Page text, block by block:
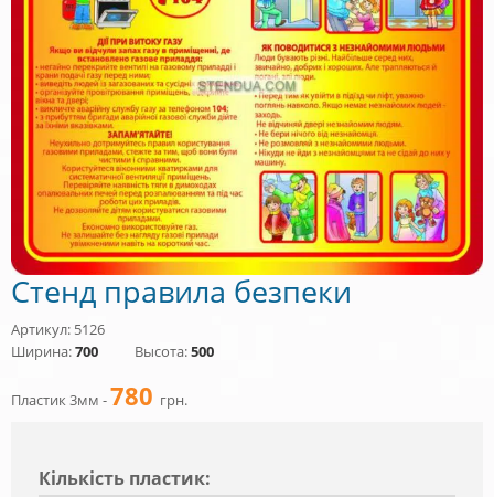
Стенд правила безпеки
Артикул: 5126
Ширина:700 Высота:500
Пластик 3мм -780 грн.
Кiлькiсть пластик: